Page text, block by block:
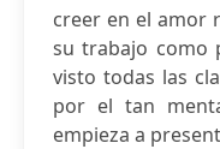
creer en el amor
su trabajo como
visto todas las
por el tan
empieza a